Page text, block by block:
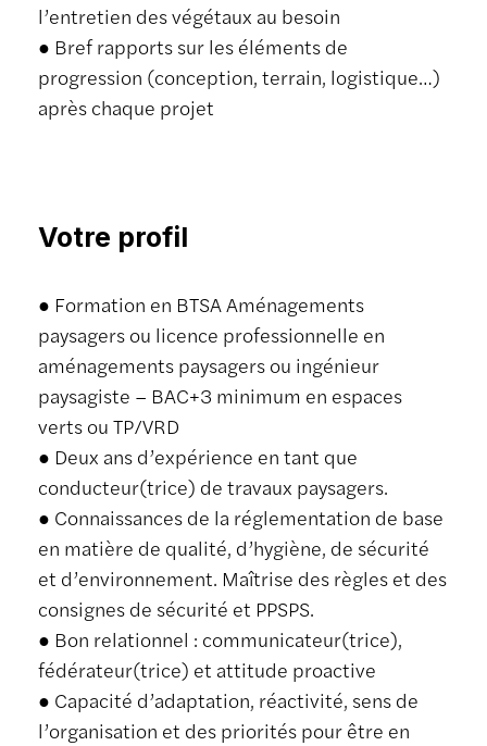
l’entretien des végétaux au besoin
● Bref rapports sur les éléments de
progression (conception, terrain, logistique…)
après chaque projet
Votre profil
● Formation en BTSA Aménagements
paysagers ou licence professionnelle en
aménagements paysagers ou ingénieur
paysagiste – BAC+3 minimum en espaces
verts ou TP/VRD
● Deux ans d’expérience en tant que
conducteur(trice) de travaux paysagers.
● Connaissances de la réglementation de base
en matière de qualité, d’hygiène, de sécurité
et d’environnement. Maîtrise des règles et des
consignes de sécurité et PPSPS.
● Bon relationnel : communicateur(trice),
fédérateur(trice) et attitude proactive
● Capacité d’adaptation, réactivité, sens de
l’organisation et des priorités pour être en